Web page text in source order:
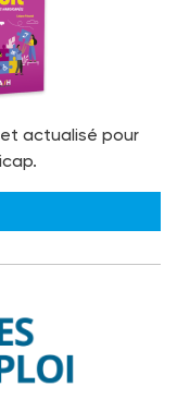
actualisé pour